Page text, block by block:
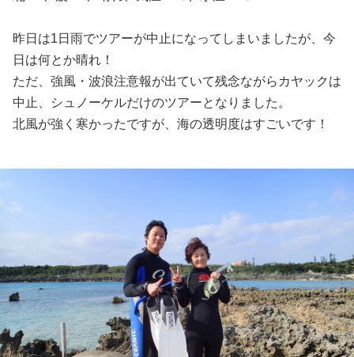
昨日は1日雨でツアーが中止になってしまいましたが、今
日は何とか晴れ！
ただ、強風・波浪注意報が出ていて残念ながらカヤックは
中止、シュノーケルだけのツアーとなりました。
北風が強く寒かったですが、海の透明度はすごいです！